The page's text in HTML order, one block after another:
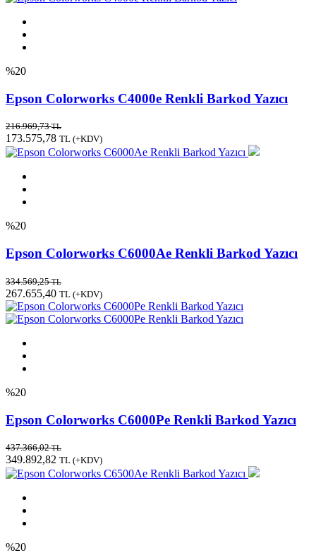
%20
Epson Colorworks C4000e Renkli Barkod Yazıcı
216.969,73TL
173.575,78 TL (+KDV)
%20
Epson Colorworks C6000Ae Renkli Barkod Yazıcı
334.569,25TL
267.655,40 TL (+KDV)
%20
Epson Colorworks C6000Pe Renkli Barkod Yazıcı
437.366,02TL
349.892,82 TL (+KDV)
%20